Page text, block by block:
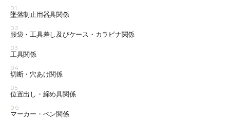
01
墜落制止用器具関係
02
腰袋・工具差し及びケース・カラビナ関係
03
工具関係
04
切断・穴あけ関係
05
位置出し・締め具関係
06
マーカー・ペン関係